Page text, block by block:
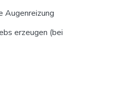
Augenreizung
erzeugen (bei